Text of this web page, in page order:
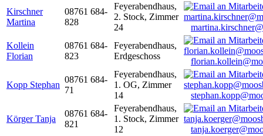
Kirschner
Martina
08761 684-
828
Feyerabendhaus,
2. Stock, Zimmer
24
Kollein
Florian
08761 684-
823
Feyerabendhaus,
Erdgeschoss
Kopp Stephan
08761 684-
71
Feyerabendhaus,
1. OG, Zimmer
14
Körger Tanja
08761 684-
821
Feyerabendhaus,
1. Stock, Zimmer
12